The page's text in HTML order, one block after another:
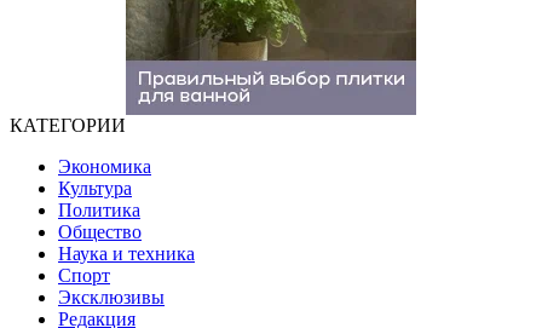
КАТЕГОРИИ
Экономика
Культура
Политика
Общество
Наука и техника
Спорт
Эксклюзивы
Редакция